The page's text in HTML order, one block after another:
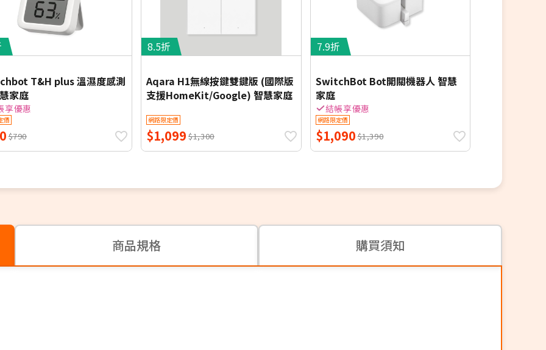
T&H plus 溫濕度感測
家庭
享優惠
價
$790
8.5折
Aqara H1無線按鍵雙鍵版 (國際版
支援HomeKit/Google) 智慧家庭
網路限定價
$1,099 $1,300
7.9折
SwitchBot Bot開關機器人 智慧
家庭
結帳享優惠
網路限定價
$1,090$1,390
商品規格 購買須知